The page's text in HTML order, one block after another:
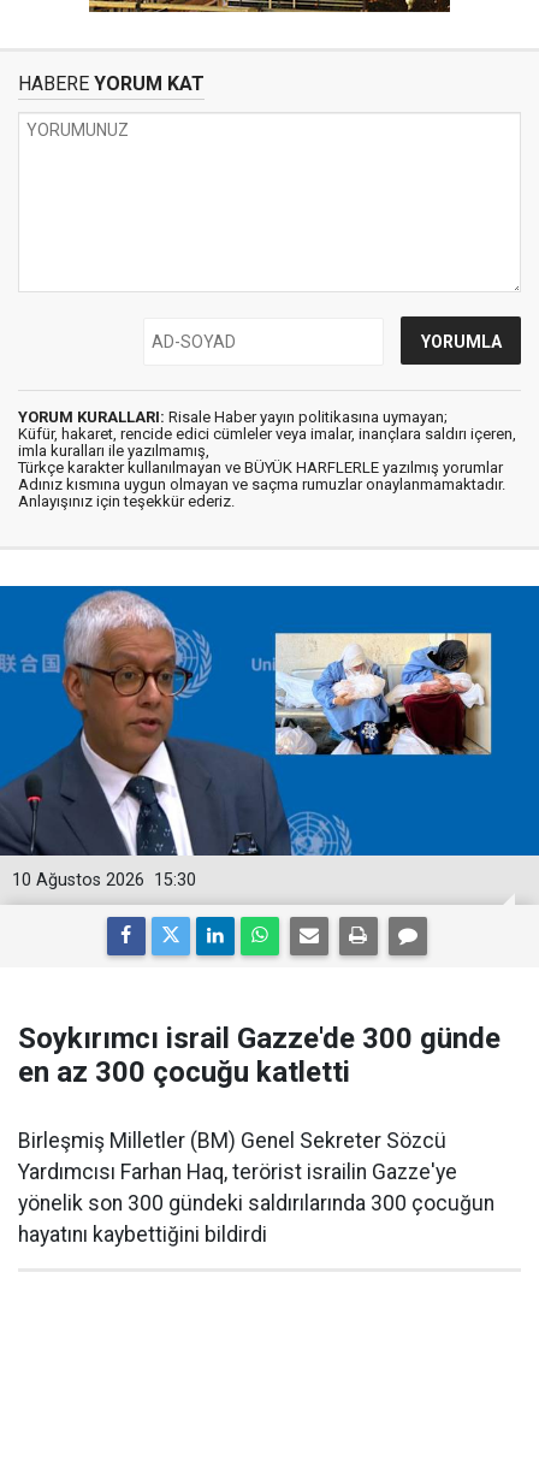
HABERE YORUM KAT
YORUM KURALLARI: Risale Haber yayın politikasına uymayan;
Küfür, hakaret, rencide edici cümleler veya imalar, inançlara saldırı içeren,
imla kuralları ile yazılmamış,
Türkçe karakter kullanılmayan ve BÜYÜK HARFLERLE yazılmış yorumlar
Adınız kısmına uygun olmayan ve saçma rumuzlar onaylanmamaktadır.
Anlayışınız için teşekkür ederiz.
15:30
10 Ağustos 2026
Soykırımcı israil Gazze'de 300 günde
en az 300 çocuğu katletti
Birleşmiş Milletler (BM) Genel Sekreter Sözcü
Yardımcısı Farhan Haq, terörist israilin Gazze'ye
yönelik son 300 gündeki saldırılarında 300 çocuğun
hayatını kaybettiğini bildirdi